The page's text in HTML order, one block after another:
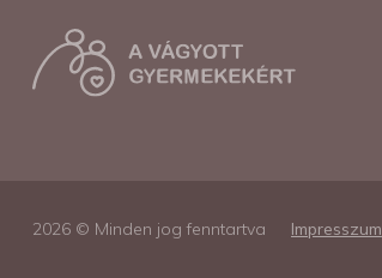
2026 © Minden jog fenntartva Impresszum